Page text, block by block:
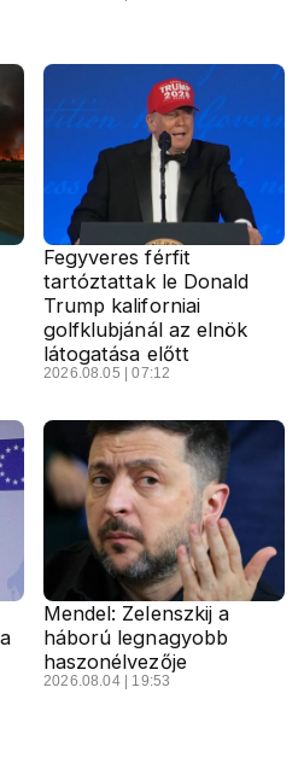
Fegyveres férfit
tartóztattak le Donald
Trump kaliforniai
golfklubjánál az elnök
látogatása előtt
2026.08.05 | 07:12
Mendel: Zelenszkij a
háború legnagyobb
haszonélvezője
2026.08.04 | 19:53